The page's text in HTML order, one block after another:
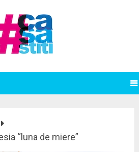
“luna de miere”